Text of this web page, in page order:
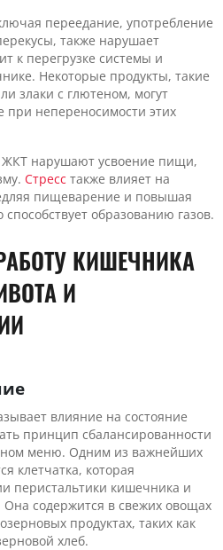
переедание, употребление
также нарушает
к перегрузке системы и
Некоторые продукты, такие
злаки с глютеном, могут
при непереносимости этих
ЖКТ нарушают усвоение пищи,
Стресс также влияет на
пищеварение и повышая
образованию газов.
КИШЕЧНИКА
И
влияние на состояние
принцип сбалансированности
меню. Одним из важнейших
клетчатка, которая
перистальтики кишечника и
содержится в свежих овощах
продуктах, таких как
хлеб.